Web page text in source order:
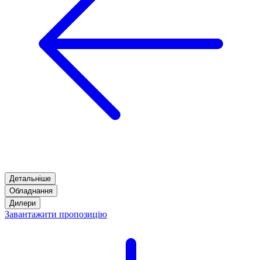
Детальніше
Обладнання
Дилери
Завантажити пропозицію